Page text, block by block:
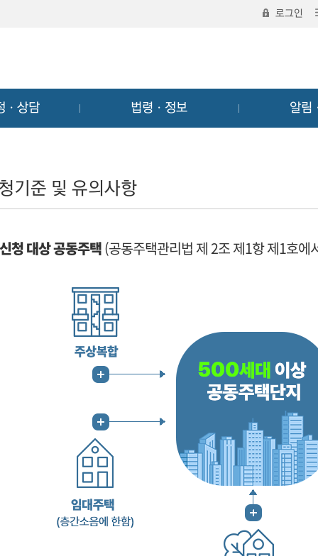
로그인
ㆍ상담 법령ㆍ정보 알림
기준 및 유의사항
신청 대상 공동주택(공동주택관리법 제 2조 제1항 제1호에